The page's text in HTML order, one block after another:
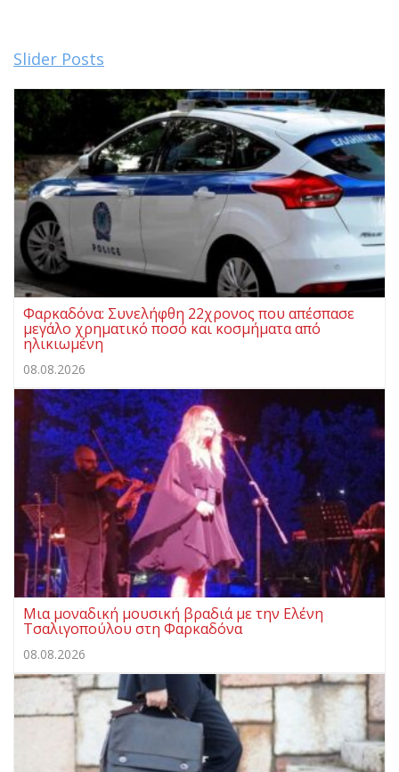
Slider Posts
Φαρκαδόνα: Συνελήφθη 22χρονος που απέσπασε
μεγάλο χρηματικό ποσό και κοσμήματα από
ηλικιωμένη
08.08.2026
Μια μοναδική μουσική βραδιά με την Ελένη
Τσαλιγοπούλου στη Φαρκαδόνα
08.08.2026